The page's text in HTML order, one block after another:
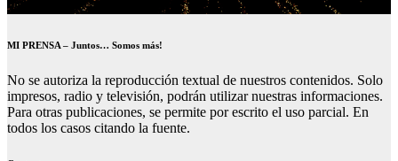
MI PRENSA – Juntos… Somos más!
No se autoriza la reproducción textual de nuestros contenidos. Solo
impresos, radio y televisión, podrán utilizar nuestras informaciones.
Para otras publicaciones, se permite por escrito el uso parcial. En
todos los casos citando la fuente.